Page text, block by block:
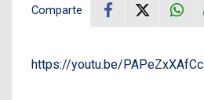
Comparte
https://youtu.be/PAPeZxXAfCc